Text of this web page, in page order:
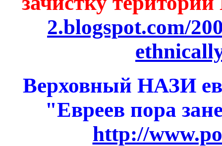
2.blogspot.com/
Верховный НАЗИ
"Евреев пора
http://